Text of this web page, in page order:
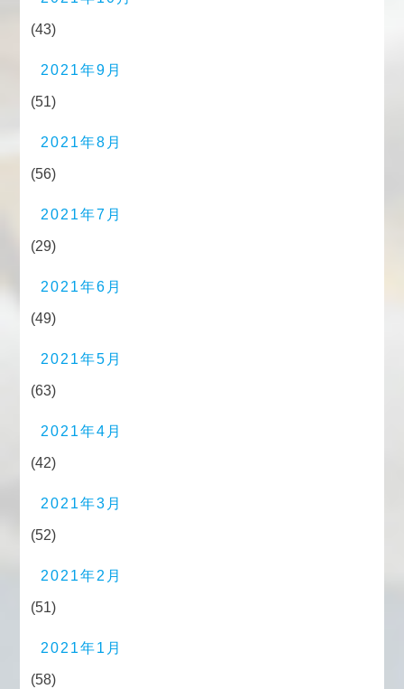
(43)
2021年9月
(51)
2021年8月
(56)
2021年7月
(29)
2021年6月
(49)
2021年5月
(63)
2021年4月
(42)
2021年3月
(52)
2021年2月
(51)
2021年1月
(58)